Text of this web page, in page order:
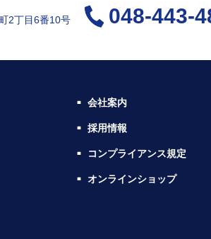
2丁⽬6番10号 048-443-
会社案内
採用情報
コンプライアンス規定
オンラインショップ